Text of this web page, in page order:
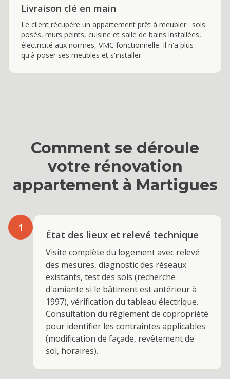
Livraison clé en main
Le client récupère un appartement prêt à meubler : sols
posés, murs peints, cuisine et salle de bains installées,
électricité aux normes, VMC fonctionnelle. Il n'a plus
qu'à poser ses meubles et s'installer.
Comment se déroule
votre rénovation
appartementà Martigues
1
État des lieux et relevé technique
Visite complète du logement avec relevé
des mesures, diagnostic des réseaux
existants, test des sols (recherche
d'amiante si le bâtiment est antérieur à
1997), vérification du tableau électrique.
Consultation du règlement de copropriété
pour identifier les contraintes applicables
(modification de façade, revêtement de
sol, horaires).